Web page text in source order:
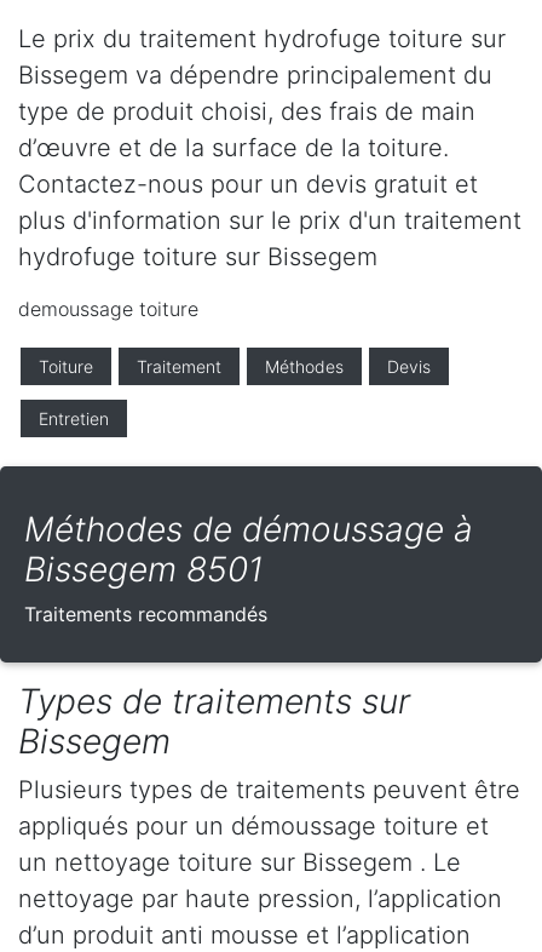
Le prix du traitement hydrofuge toiture sur
Bissegem va dépendre principalement du
type de produit choisi, des frais de main
d’œuvre et de la surface de la toiture.
Contactez-nous pour un devis gratuit et
plus d'information sur le prix d'un traitement
hydrofuge toiture sur Bissegem
demoussage toiture
Toiture Traitement Méthodes Devis
Entretien
Méthodes de démoussage à
Bissegem 8501
Traitements recommandés
Types de traitements sur
Bissegem
Plusieurs types de traitements peuvent être
appliqués pour un démoussage toiture et
un nettoyage toiture sur Bissegem . Le
nettoyage par haute pression, l’application
d’un produit anti mousse et l’application